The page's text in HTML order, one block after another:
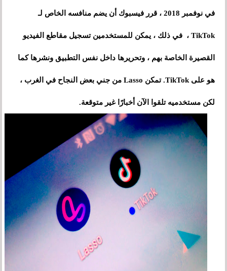
في نوفمبر 2018 ، قرر فيسبوك أن يضم منافسه الخاص لـ
TikTok ، في ذلك ، يمكن للمستخدمين تسجيل مقاطع الفيديو
القصيرة الخاصة بهم ، وتحريرها داخل نفس التطبيق ونشرها كما
هو على TikTok. تمكن Lasso من جني بعض النجاح في الغرب ،
لكن مستخدميه تلقوا الآن أخبارًا غير متوقعة.